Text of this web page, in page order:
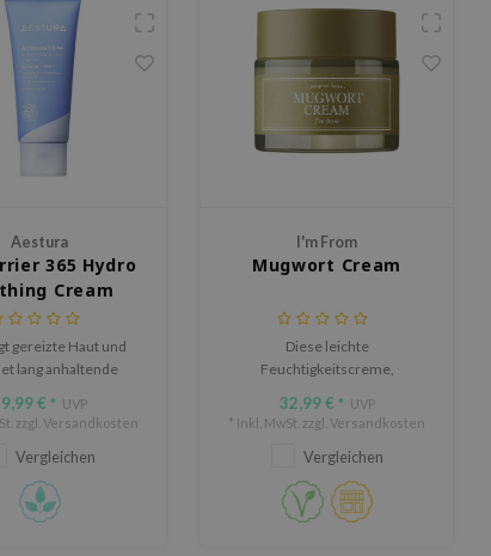
Aestura
365 Hydro
Cream
gereizte Haut und
lang anhaltende
€ * UVP
zzgl. Versandkosten
Vergleichen
I'm From
Mugwort Cream
Diese leichte
Feuchtigkeitscreme,
Extrakt, beruhigt und pflegt die
antibakterielle Eigenschaften
bietet.
32,99 € * UVP
* Inkl. MwSt. zzgl. Versandkosten
Vergleichen